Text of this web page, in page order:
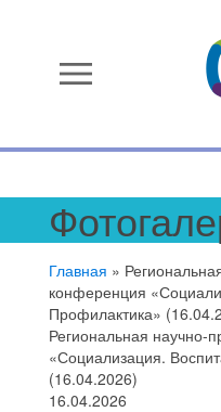
menu
Главная »
конференция
Профилактика»
Региональная научно-
«Социализация.
(16.04.2026)
16.04.2026